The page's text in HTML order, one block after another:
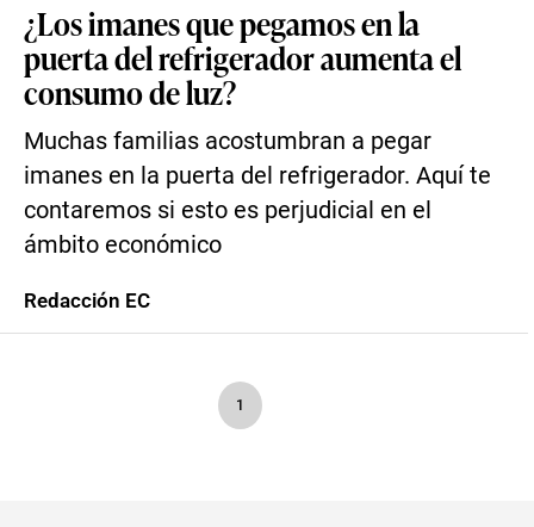
¿Los imanes que pegamos en la
puerta del refrigerador aumenta el
consumo de luz?
Muchas familias acostumbran a pegar
imanes en la puerta del refrigerador. Aquí te
contaremos si esto es perjudicial en el
ámbito económico
Redacción EC
1